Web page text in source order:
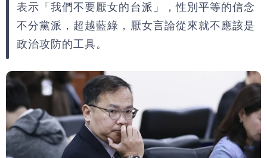
表示「我們不要厭女的台派」，性別平等的信念
不分黨派，超越藍綠，厭女言論從來就不應該是
政治攻防的工具。